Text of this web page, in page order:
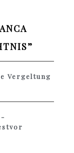
”
Vergeltung